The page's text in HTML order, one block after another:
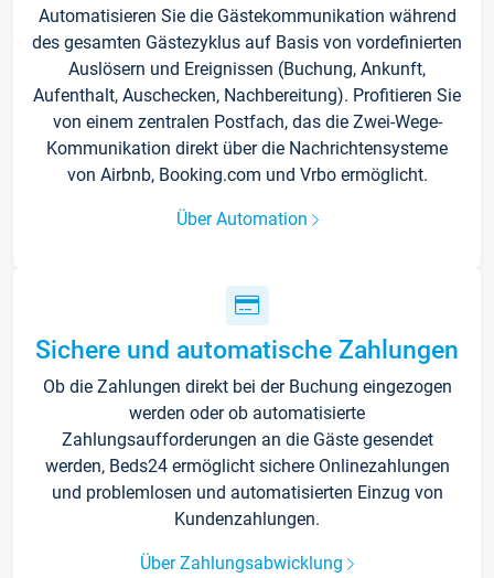
Automatisieren Sie die Gästekommunikation während
des gesamten Gästezyklus auf Basis von vordefinierten
Auslösern und Ereignissen (Buchung, Ankunft,
Aufenthalt, Auschecken, Nachbereitung). Profitieren Sie
von einem zentralen Postfach, das die Zwei-Wege-
Kommunikation direkt über die Nachrichtensysteme
von Airbnb, Booking.com und Vrbo ermöglicht.
Über Automation
Sichere und automatische Zahlungen
Ob die Zahlungen direkt bei der Buchung eingezogen
werden oder ob automatisierte
Zahlungsaufforderungen an die Gäste gesendet
werden, Beds24 ermöglicht sichere Onlinezahlungen
und problemlosen und automatisierten Einzug von
Kundenzahlungen.
Über Zahlungsabwicklung